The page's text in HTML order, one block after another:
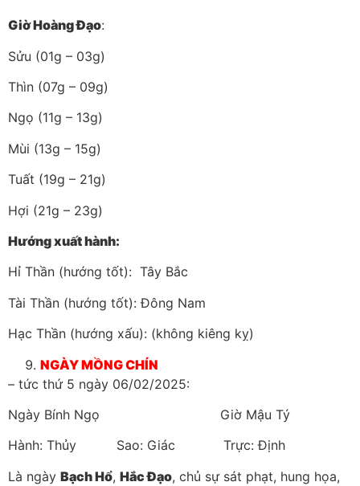
Giờ Hoàng Đạo:
Sửu (01g – 03g)
Thìn (07g – 09g)
Ngọ (11g – 13g)
Mùi (13g – 15g)
Tuất (19g – 21g)
Hợi (21g – 23g)
Hướng xuất hành:
Hỉ Thần (hướng tốt): Tây Bắc
Tài Thần (hướng tốt): Đông Nam
Hạc Thần (hướng xấu): (không kiêng kỵ)
NGÀY MỒNG CHÍN
– tức thứ 5 ngày 06/02/2025:
Ngày Bính Ngọ Giờ Mậu Tý
Hành: Thủy Sao: Giác Trực: Định
Là ngày Bạch Hổ, Hắc Đạo, chủ sự sát phạt, hung họa,